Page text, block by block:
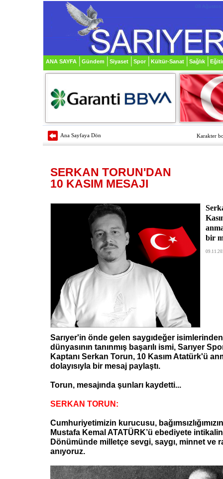
08
ANA SAYFA Gündem Siyaset Spor Kültür-Sanat Sağlık
Ana Sayfaya Dön Karakter
SERKAN TORUN'DAN
10 KASIM MESAJI
bir
Sarıyer'in önde gelen saygıdeğer
dünyasının tanınmış başarılı ismi, Sarıyer
Kaptanı Serkan Torun, 10 Kasım Atatürk'ü
dolayısıyla bir mesaj paylaştı.
Torun, mesajında şunları kaydetti...
SERKAN TORUN:
Cumhuriyetimizin kurucusu,
Mustafa Kemal ATATÜRK’ü ebediyete
Dönümünde milletçe sevgi, saygı, minnet ve
anıyoruz.